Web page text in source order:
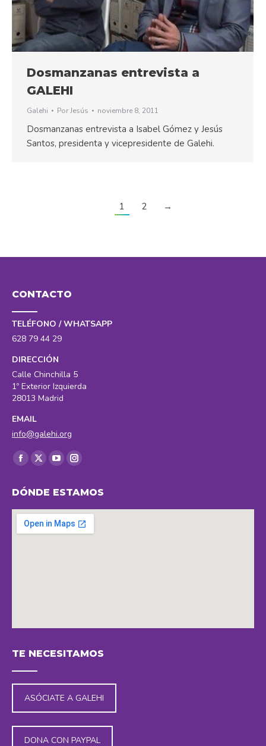
Dosmanzanas entrevista a
GALEHI
Galehi PorJesús noviembre 8, 2011
Dosmanzanas entrevista a Isabel Gómez y Jesús
Santos, presidenta y vicepresidente de Galehi.
1 2 →
CONTACTO
TELÉFONO / WHATSAPP
628 79 44 29
DIRECCIÓN
Calle Chinchilla 5
1º Exterior Izquierda
28013 Madrid
EMAIL
info@galehi.org
Encuéntranos en:
Facebook
opens
in
new
X
opens
in
new
YouTube
opens
in
new
Instagram
opens
in
new
DÓNDE ESTAMOS
TE NECESITAMOS
ASÓCIATE A GALEHI
DONA CON PAYPAL